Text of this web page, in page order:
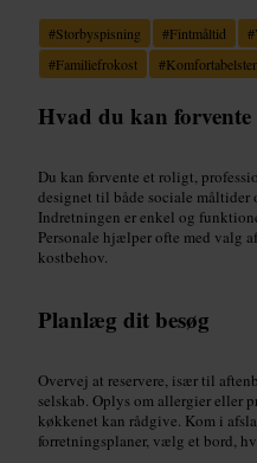
#Storbyspisning #Fintmåltid #
#Familiefrokost #
Hvad du kan forvente
Du kan forvente et roligt,
designet til både sociale måltider
Indretningen er enkel og
Personale hjælper ofte med valg
kostbehov.
Planlæg dit besøg
Overvej at reservere, især til
selskab. Oplys om allergier eller
køkkenet kan rådgive. Kom i
forretningsplaner, vælg et bord,